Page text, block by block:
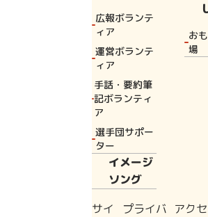
広報ボランテ
ィア
運営ボランテ
ィア
手話・要約筆
記ボランティ
ア
選手団サポー
ター
イメージ
ソング
お
場
サイ
プライバ アク